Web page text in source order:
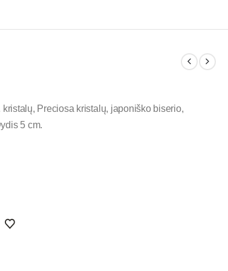
Preciosa kristalų, japoniško biserio,
5 cm.